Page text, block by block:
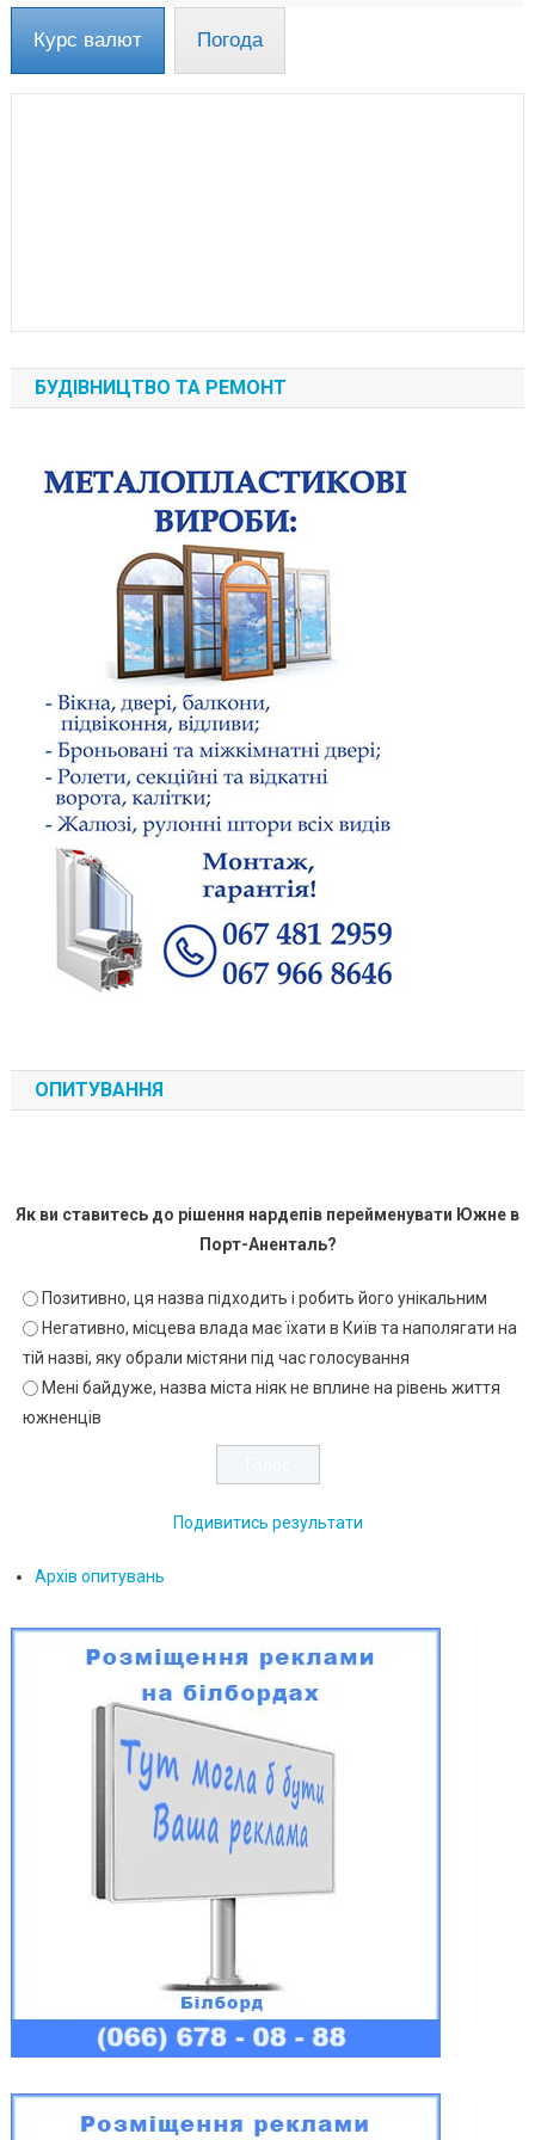
Курс валют Погода
БУДІВНИЦТВО ТА РЕМОНТ
ОПИТУВАННЯ
Як ви ставитесь до рішення нардепів перейменувати Южне в
Порт-Аненталь?
Позитивно, ця назва підходить і робить його унікальним
Негативно, місцева влада має їхати в Київ та наполягати на
тій назві, яку обрали містяни під час голосування
Мені байдуже, назва міста ніяк не вплине на рівень життя
южненців
Подивитись результати
Архів опитувань